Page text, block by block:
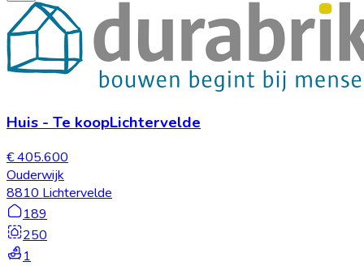
Huis - Te koopLichtervelde
€ 405.600
Ouderwijk
8810 Lichtervelde
189
250
1